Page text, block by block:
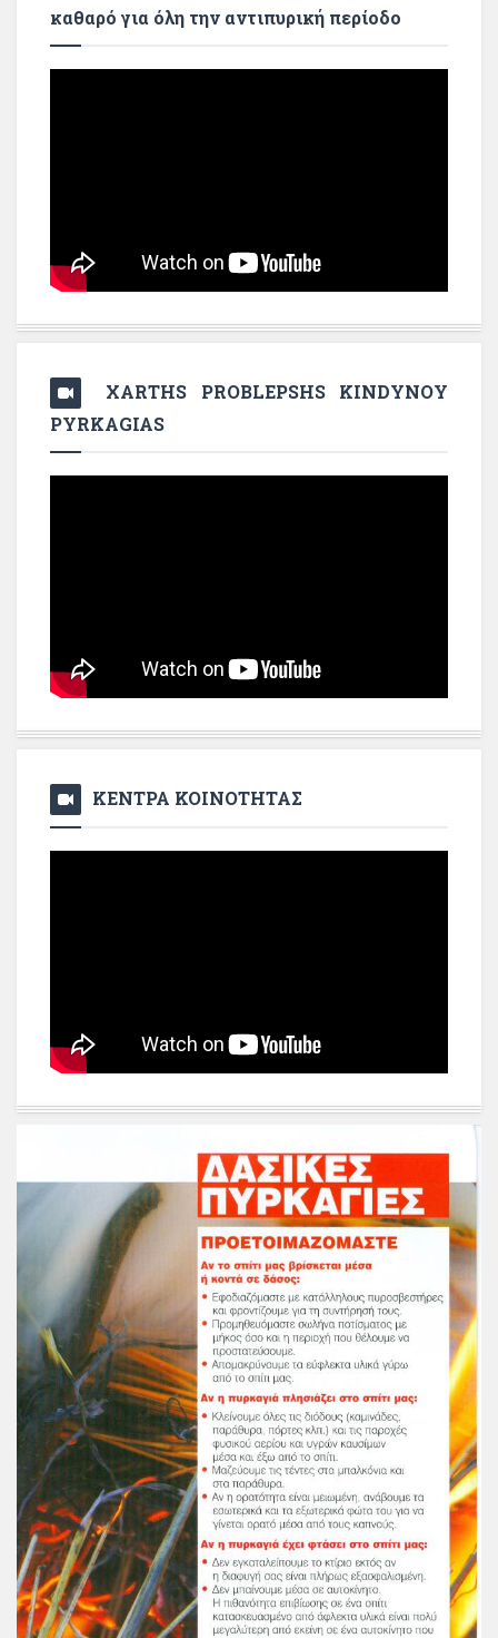
καθαρό για όλη την αντιπυρική περίοδο
XARTHS PROBLEPSHS KINDYNOY
PYRKAGIAS
ΚΕΝΤΡΑ ΚΟΙΝΟΤΗΤΑΣ